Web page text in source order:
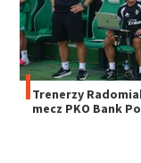
Trenerzy
mecz PKO Bank